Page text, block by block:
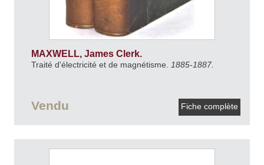
MAXWELL, James Clerk.
Traité d'électricité et de magnétisme. 1885-1887.
Vendu Fiche complète